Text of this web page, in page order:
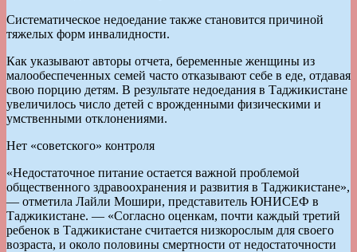
Систематическое недоедание также становится причиной
тяжелых форм инвалидности.
Как указывают авторы отчета, беременные женщины из
малообеспеченных семей часто отказывают себе в еде, отдавая
свою порцию детям. В результате недоедания в Таджикистане
увеличилось число детей с врожденными физическими и
умственными отклонениями.
Нет «советского» контроля
«Недостаточное питание остается важной проблемой
общественного здравоохранения и развития в Таджикистане»,
— отметила Лайли Мошири, представитель ЮНИСЕФ в
Таджикистане. — «Согласно оценкам, почти каждый третий
ребенок в Таджикистане считается низкорослым для своего
возраста, и около половины смертности от недостаточности